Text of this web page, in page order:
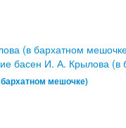
басен И. А. Крылова (в
мешочке)